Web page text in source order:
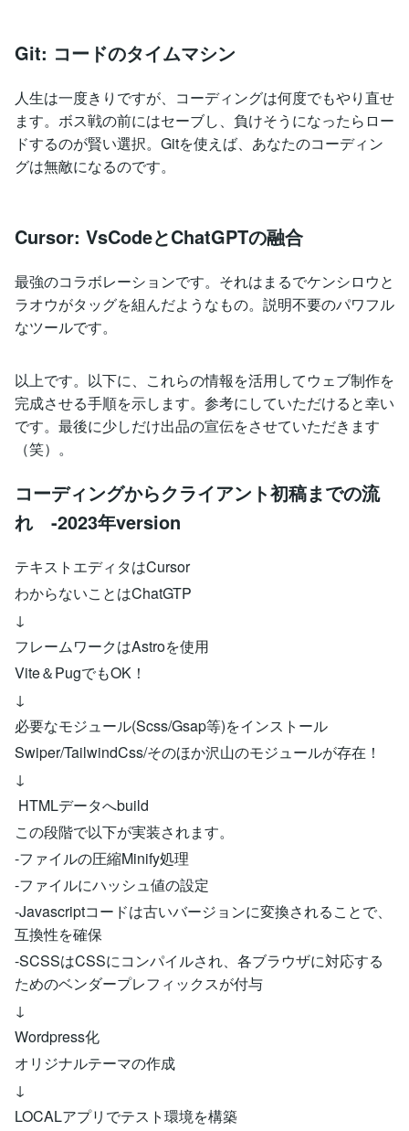
Git: コードのタイムマシン
人生は一度きりですが、コーディングは何度でもやり直せ
ます。ボス戦の前にはセーブし、負けそうになったらロー
ドするのが賢い選択。Gitを使えば、あなたのコーディン
グは無敵になるのです。
Cursor: VsCodeとChatGPTの融合
最強のコラボレーションです。それはまるでケンシロウと
ラオウがタッグを組んだようなもの。説明不要のパワフル
なツールです。
以上です。以下に、これらの情報を活用してウェブ制作を
完成させる手順を示します。参考にしていただけると幸い
です。最後に少しだけ出品の宣伝をさせていただきます
（笑）。
コーディングからクライアント初稿までの流
れ -2023年version
テキストエディタはCursor
わからないことはChatGTP
↓
フレームワークはAstroを使用
Vite＆PugでもOK！
↓
必要なモジュール(Scss/Gsap等)をインストール
Swiper/TailwindCss/そのほか沢山のモジュールが存在！
↓
HTMLデータへbuild
この段階で以下が実装されます。
-ファイルの圧縮Minify処理
-ファイルにハッシュ値の設定
-Javascriptコードは古いバージョンに変換されることで、
互換性を確保
-SCSSはCSSにコンパイルされ、各ブラウザに対応する
ためのベンダープレフィックスが付与
↓
Wordpress化
オリジナルテーマの作成
↓
LOCALアプリでテスト環境を構築